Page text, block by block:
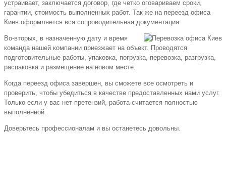
устраивает, заключается договор, где четко оговариваем сроки,
гарантии, стоимость выполненных работ. Так же на переезд офиса
Киев оформляется вся сопроводительная документация.
Во-вторых, в назначенную дату и время
команда нашей компании приезжает на объект. Проводятся
подготовительные работы, упаковка, погрузка, перевозка, разгрузка,
распаковка и размещение на новом месте.
Когда переезд офиса завершен, вы сможете все осмотреть и
проверить, чтобы убедиться в качестве предоставленных нами услуг.
Только если у вас нет претензий, работа считается полностью
выполненной.
Доверьтесь профессионалам и вы останетесь довольны.